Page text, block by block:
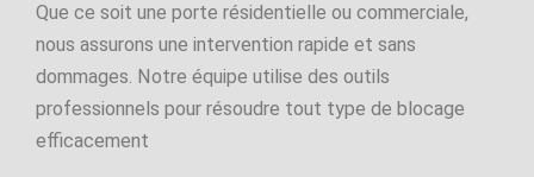
Que ce soit une porte résidentielle ou commerciale,
nous assurons une intervention rapide et sans
dommages. Notre équipe utilise des outils
professionnels pour résoudre tout type de blocage
efficacement